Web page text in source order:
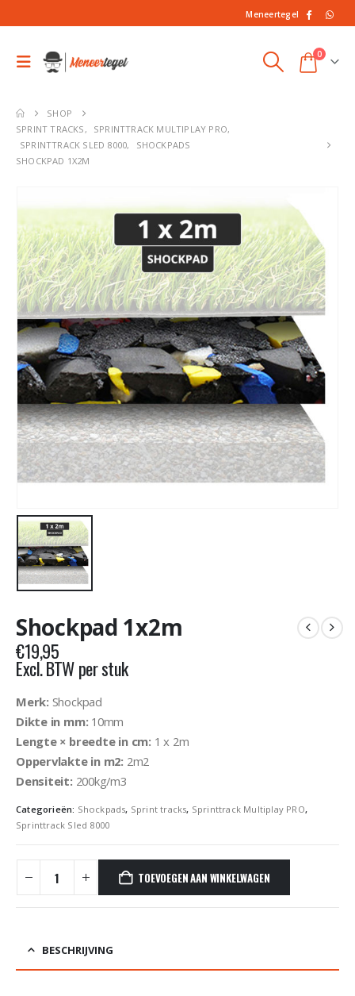
Meneertegel
0
SHOP
SPRINT TRACKS, SPRINTTRACK MULTIPLAY PRO,
SPRINTTRACK SLED 8000,
SHOCKPADS
SHOCKPAD 1X2M
Shockpad 1x2m
€19,95
Excl. BTW per stuk
Merk: Shockpad
Dikte in mm: 10mm
Lengte × breedte in cm: 1 x 2m
Oppervlakte in m2: 2m2
Densiteit: 200kg/m3
Categorieën: Shockpads, Sprint tracks, Sprinttrack Multiplay PRO,
Sprinttrack Sled 8000
TOEVOEGEN AAN WINKELWAGEN
BESCHRIJVING